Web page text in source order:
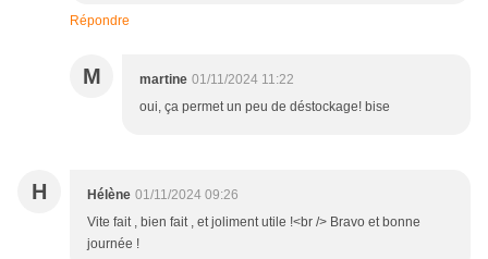
Répondre
M martine 01/11/2024 11:22
oui, ça permet un peu de déstockage! bise
H Hélène 01/11/2024 09:26
Vite fait , bien fait , et joliment utile !<br /> Bravo et bonne
journée !